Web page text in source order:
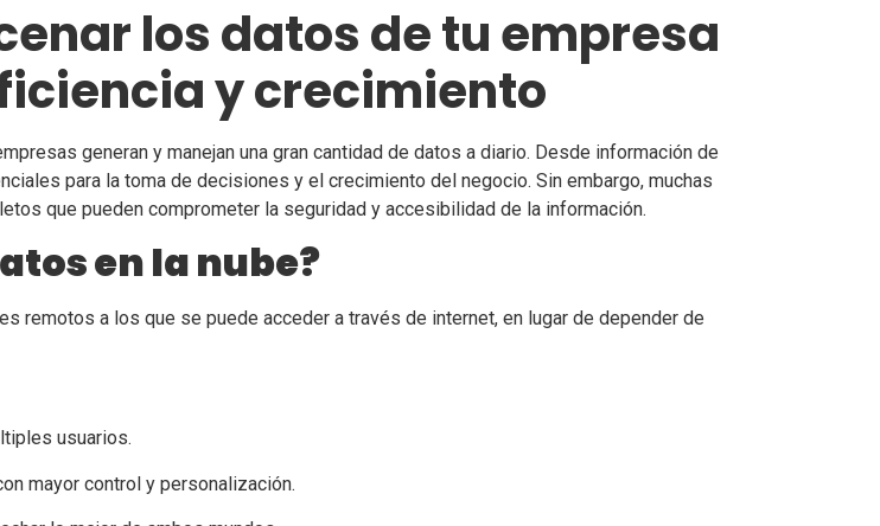
los datos de tu empresa
y crecimiento
generan y manejan una gran cantidad de datos a diario. Desde información de
para la toma de decisiones y el crecimiento del negocio. Sin embargo, muchas
que pueden comprometer la seguridad y accesibilidad de la información.
en la nube?
remotos a los que se puede acceder a través de internet, en lugar de depender de
usuarios.
mayor control y personalización.